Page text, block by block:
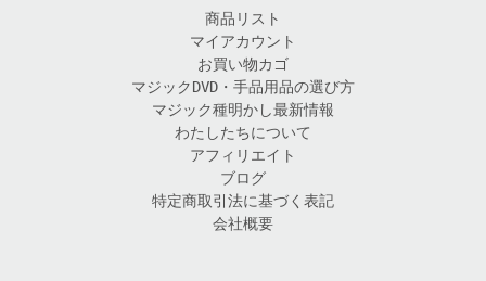
商品リスト
マイアカウント
お買い物カゴ
マジックDVD・手品用品の選び方
マジック種明かし最新情報
わたしたちについて
アフィリエイト
ブログ
特定商取引法に基づく表記
会社概要